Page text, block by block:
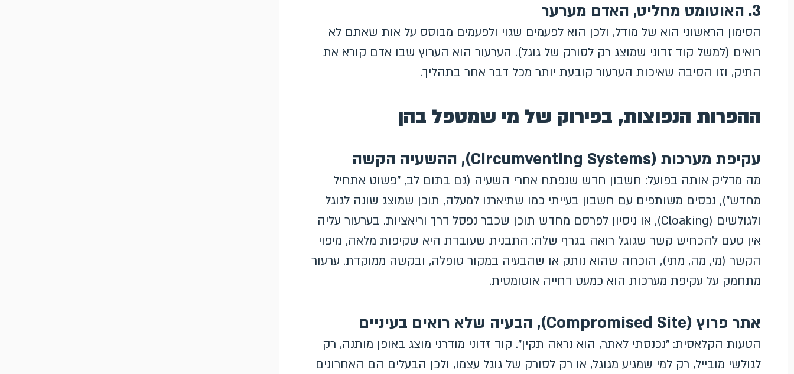
3. האוטומט מחליט, האדם מערער
הסימון הראשוני הוא של מודל, ולכן הוא לפעמים שגוי ולפעמים מבוסס על אות שאתם לא
רואים (למשל קוד זדוני שמוצג רק לסורק של גוגל). הערעור הוא הערוץ שבו אדם קורא את
התיק, וזו הסיבה שאיכות הערעור קובעת יותר מכל דבר אחר בתהליך.
ההפרות הנפוצות, בפירוק של מי שמטפל בהן
עקיפת מערכות (Circumventing Systems), ההשעיה הקשה
מה מדליק אותה בפועל: חשבון חדש שנפתח אחרי השעיה (גם בתום לב, "פשוט אתחיל
מחדש"), נכסים משותפים עם חשבון בעייתי כמו שתיארנו למעלה, תוכן שמוצג שונה לגוגל
ולגולשים (Cloaking), או ניסיון לפרסם מחדש תוכן שכבר נפסל דרך וריאציות. בערעור עליה
אין טעם להכחיש קשר שגוגל רואה בגרף שלה: התבנית שעובדת היא שקיפות מלאה, מיפוי
הקשר (מי, מה, מתי), הוכחה שהוא נותק או שהבעיה במקור טופלה, ובקשה ממוקדת. ערעור
מתחמק על עקיפת מערכות הוא כמעט דחייה אוטומטית.
אתר פרוץ (Compromised Site), הבעיה שלא רואים בעיניים
הטעות הקלאסית: "נכנסתי לאתר, הוא נראה תקין". קוד זדוני מודרני מוצג באופן מותנה, רק
לגולשי מובייל, רק למי שמגיע מגוגל, או רק לסורק של גוגל עצמו, ולכן הבעלים הם האחרונים